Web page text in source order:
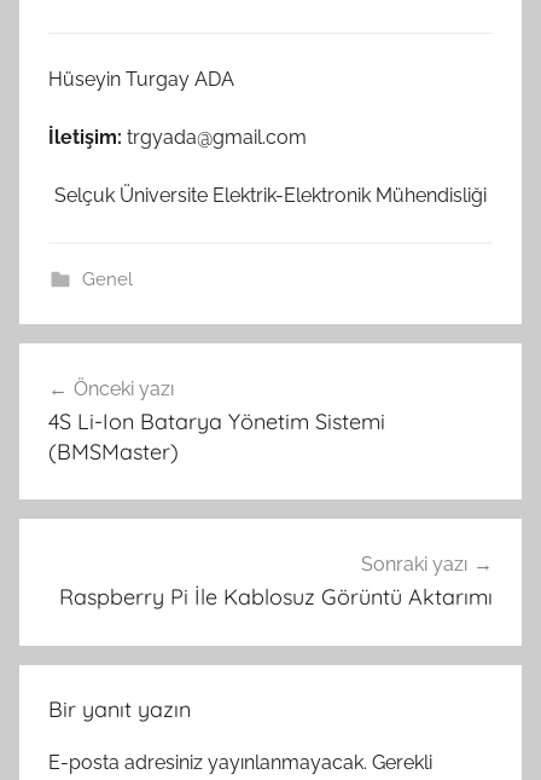
Hüseyin Turgay ADA
İletişim: trgyada@gmail.com
Selçuk Üniversite Elektrik-Elektronik Mühendisliği
Genel
gezinmesi
Önceki yazı
4S Li-Ion Batarya Yönetim Sistemi
(BMSMaster)
Sonraki yazı
Raspberry Pi İle Kablosuz Görüntü Aktarımı
Bir yanıt yazın
E-posta adresiniz yayınlanmayacak. Gerekli